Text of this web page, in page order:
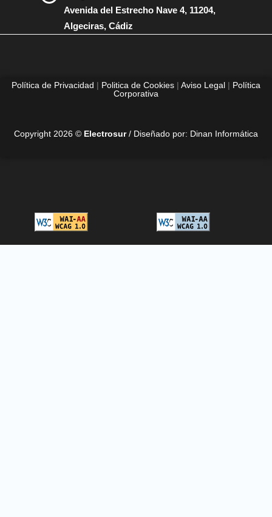
Avenida del Estrecho Nave 4, 11204,
Algeciras, Cádiz
Política de Privacidad | Politica de Cookies | Aviso Legal | Política
Corporativa
Copyright 2026 © Electrosur/ Diseñado por: Dinan Informática